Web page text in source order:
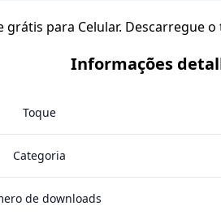
grátis para Celular. Descarregue
Informações
Toque
Categoria
de downloads